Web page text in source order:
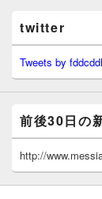
twitter
Tweets by
前後30日の
http://